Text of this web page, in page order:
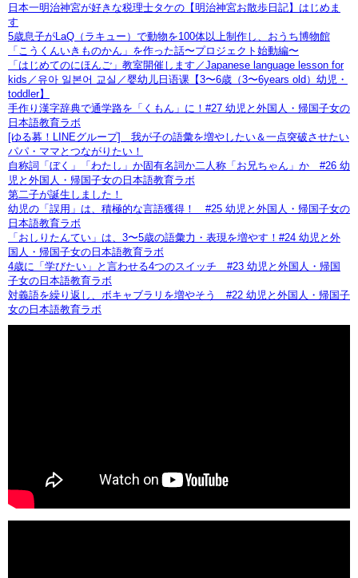
日本一明治神宮が好きな税理士タケの【明治神宮お散歩日記】はじめま
す
5歳息子がLaQ（ラキュー）で動物を100体以上制作し、おうち博物館
「こうくんいきものかん」を作った話〜プロジェクト始動編〜
「はじめてのにほんご」教室開催します／Japanese language lesson for
kids／유아 일본어 교실／婴幼儿日语课【3〜6歳（3〜6years old）幼児・
toddler】
手作り漢字辞典で通学路を「くもん」に！#27 幼児と外国人・帰国子女の
日本語教育ラボ
[ゆる募！LINEグループ] 我が子の語彙を増やしたい＆一点突破させたい
パパ・ママとつながりたい！
自称詞「ぼく」「わたし」か固有名詞か二人称「お兄ちゃん」か #26 幼
児と外国人・帰国子女の日本語教育ラボ
第二子が誕生しました！
幼児の「誤用」は、積極的な言語獲得！ #25 幼児と外国人・帰国子女の
日本語教育ラボ
「おしりたんてい」は、3〜5歳の語彙力・表現を増やす！#24 幼児と外
国人・帰国子女の日本語教育ラボ
4歳に「学びたい」と言わせる4つのスイッチ #23 幼児と外国人・帰国
子女の日本語教育ラボ
対義語を繰り返し、ボキャブラリを増やそう #22 幼児と外国人・帰国子
女の日本語教育ラボ